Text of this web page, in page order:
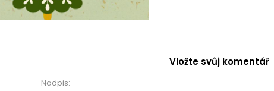
Vložte svůj komentář
Nadpis: